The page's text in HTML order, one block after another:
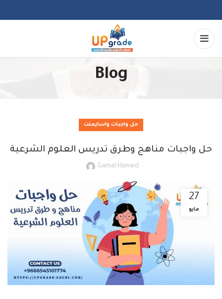
Blog
حل واجبات واسايمنت
حل واجبات مناهج وطرق تدريس العلوم الشرعية
Gamal Hamed
27
مايو